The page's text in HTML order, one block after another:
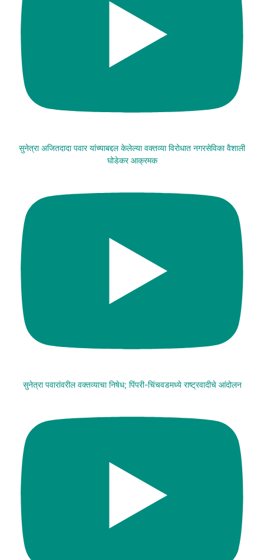
सुनेत्रा अजितदादा पवार यांच्याबद्दल केलेल्या वक्तव्या विरोधात नगरसेविका वैशाली
घोडेकर आक्रमक
सुनेत्रा पवारांवरील वक्तव्याचा निषेध; पिंपरी-चिंचवडमध्ये राष्ट्रवादीचे आंदोलन